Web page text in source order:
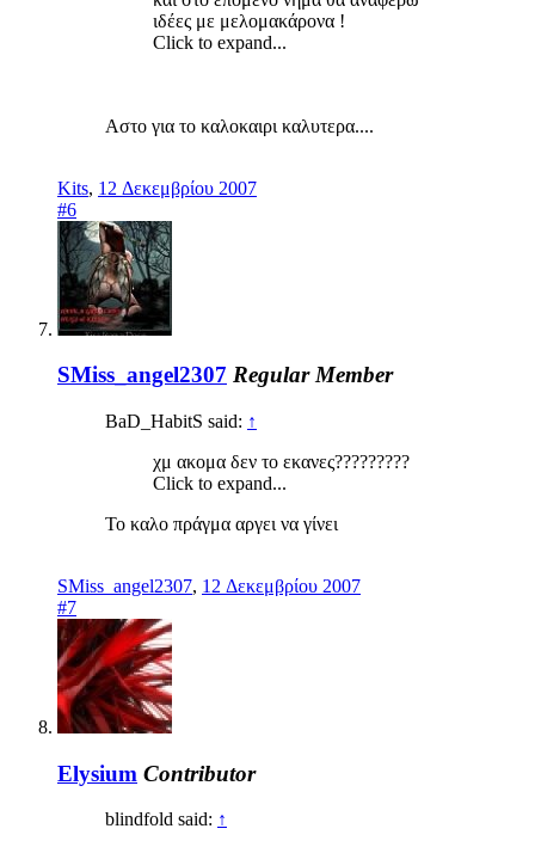
ιδέες με μελομακάρονα !
Click to expand...
Αστο για το καλοκαιρι καλυτερα....
Kits, 12 Δεκεμβρίου 2007
#6
SMiss_angel2307 Regular Member
BaD_HabitS said: ↑
χμ ακομα δεν το εκανες?????????
Click to expand...
Το καλο πράγμα αργει να γίνει
SMiss_angel2307, 12 Δεκεμβρίου 2007
#7
Elysium Contributor
blindfold said: ↑